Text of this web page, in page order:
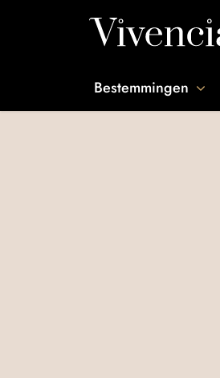
Bestemmingen